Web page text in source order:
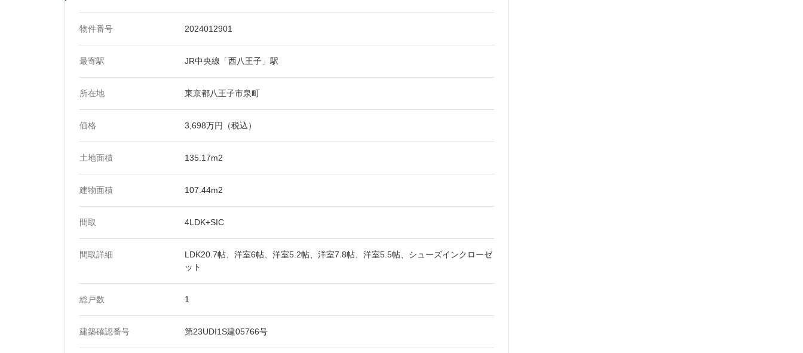
物件番号 2024012901
最寄駅 JR中央線「西八王子」駅
所在地 東京都八王子市泉町
価格 3,698万円（税込）
土地面積 135.17m2
建物面積 107.44m2
間取 4LDK+SIC
間取詳細
LDK20.7帖、洋室6帖、洋室5.2帖、洋室7.8帖、洋室5.5帖、シューズインクローゼ
ット
総戸数 1
建築確認番号 第23UDI1S建05766号